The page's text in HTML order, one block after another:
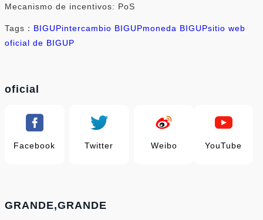
Mecanismo de incentivos: PoS
Tags： BIGUPintercambio BIGUPmoneda BIGUPsitio web
oficial de BIGUP
oficial
Facebook Twitter Weibo YouTube
GRANDE,GRANDE